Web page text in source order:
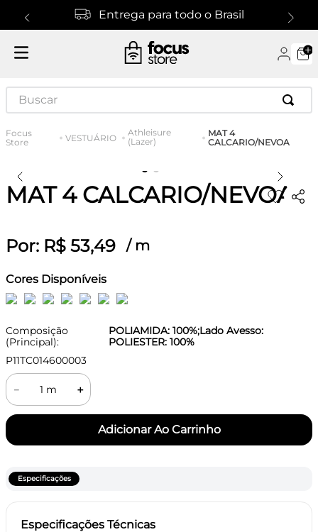
Entrega para todo o Brasil
Buscar
VESTUÁRIO
Athleisure
(Lazer)
MAT 4
CALCARIO/NEVOA
MAT 4 CALCARIO/NEVOA
Por: R$ 53,49 / m
Cores Disponíveis
Composição
(Principal):
POLIAMIDA: 100%;Lado Avesso:
POLIESTER: 100%
P11TC014600003
＋
－
Especificações
Especificações Técnicas